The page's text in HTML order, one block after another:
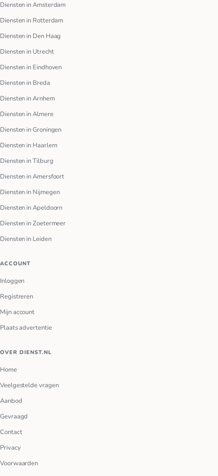
Diensten in Amsterdam
Diensten in Rotterdam
Diensten in Den Haag
Diensten in Utrecht
Diensten in Eindhoven
Diensten in Breda
Diensten in Arnhem
Diensten in Almere
Diensten in Groningen
Diensten in Haarlem
Diensten in Tilburg
Diensten in Amersfoort
Diensten in Nijmegen
Diensten in Apeldoorn
Diensten in Zoetermeer
Diensten in Leiden
ACCOUNT
Inloggen
Registreren
Mijn account
Plaats advertentie
OVER DIENST.NL
Home
Veelgestelde vragen
Aanbod
Gevraagd
Contact
Privacy
Voorwaarden